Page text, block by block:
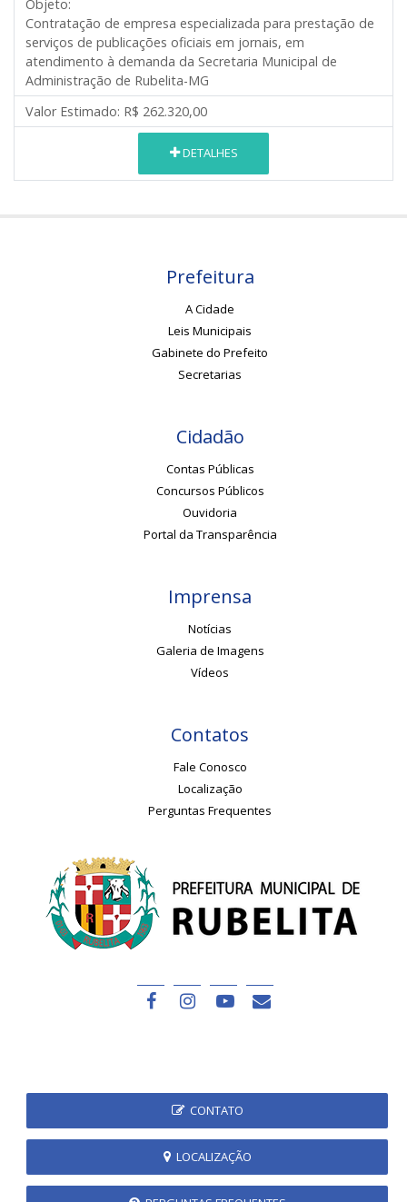
Objeto:
Contratação de empresa especializada para prestação de
serviços de publicações oficiais em jornais, em
atendimento à demanda da Secretaria Municipal de
Administração de Rubelita-MG
Valor Estimado: R$ 262.320,00
DETALHES
Prefeitura
A Cidade
Leis Municipais
Gabinete do Prefeito
Secretarias
Cidadão
Contas Públicas
Concursos Públicos
Ouvidoria
Portal da Transparência
Imprensa
Notícias
Galeria de Imagens
Vídeos
Contatos
Fale Conosco
Localização
Perguntas Frequentes
CONTATO
LOCALIZAÇÃO